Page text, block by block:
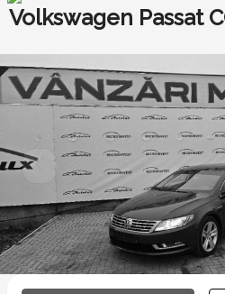
Volkswagen Passat